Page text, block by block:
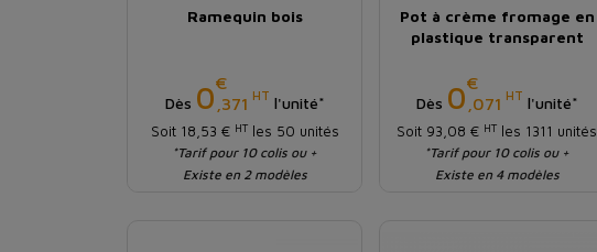
Ramequin bois
Dès 0€
,371 HT l'unité*
Soit 18,53 € HTles 50 unités
*Tarif pour 10 colis ou +
Existe en 2 modèles
Pot à crème fromage en
plastique transparent
Dès 0€
,071 HT l'unité*
Soit 93,08 € HT les 1311 unités
*Tarif pour 10 colis ou +
Existe en 4 modèles